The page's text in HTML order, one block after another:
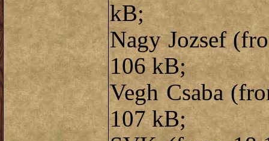
kB;
Nagy Jozsef
106 kB;
Vegh Csaba
107 kB;